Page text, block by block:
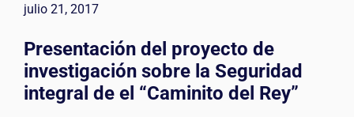
julio 21, 2017
Presentación del proyecto de
investigación sobre la Seguridad
integral de el “Caminito del Rey”